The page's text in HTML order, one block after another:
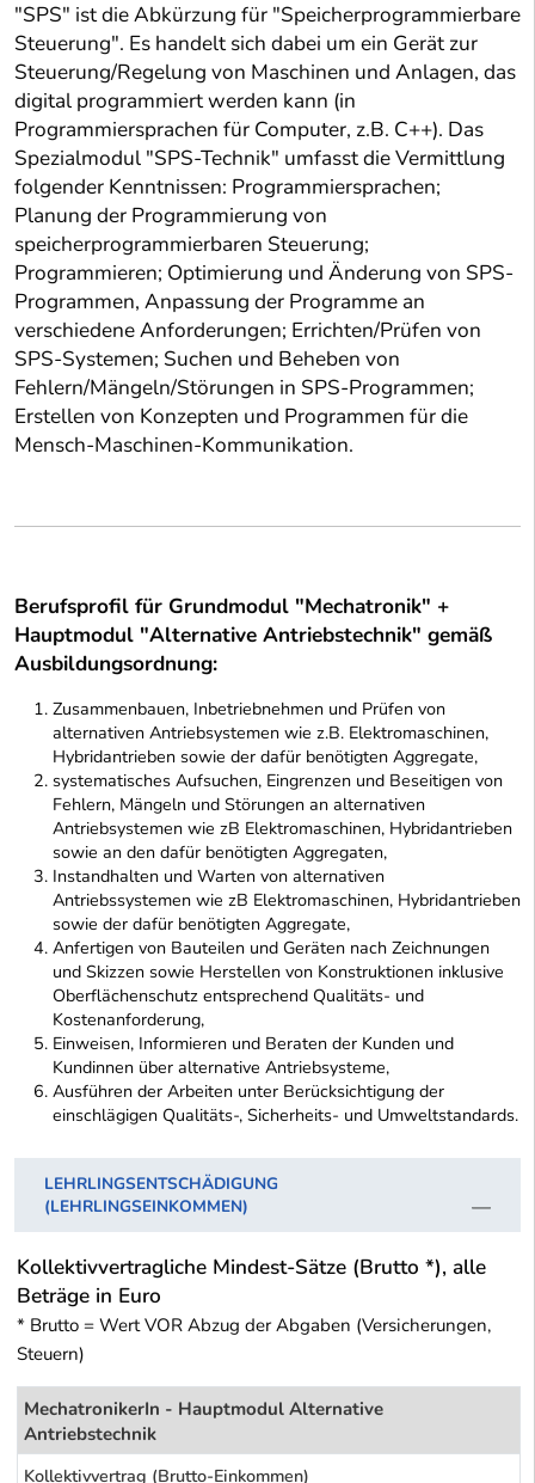
"SPS" ist die Abkürzung für "Speicherprogrammierbare
Steuerung". Es handelt sich dabei um ein Gerät zur
Steuerung/Regelung von Maschinen und Anlagen, das
digital programmiert werden kann (in
Programmiersprachen für Computer, z.B. C++). Das
Spezialmodul "SPS-Technik" umfasst die Vermittlung
folgender Kenntnissen: Programmiersprachen;
Planung der Programmierung von
speicherprogrammierbaren Steuerung;
Programmieren; Optimierung und Änderung von SPS-
Programmen, Anpassung der Programme an
verschiedene Anforderungen; Errichten/Prüfen von
SPS-Systemen; Suchen und Beheben von
Fehlern/Mängeln/Störungen in SPS-Programmen;
Erstellen von Konzepten und Programmen für die
Mensch-Maschinen-Kommunikation.
Berufsprofil für Grundmodul "Mechatronik" +
Hauptmodul "Alternative Antriebstechnik" gemäß
Ausbildungsordnung:
Zusammenbauen, Inbetriebnehmen und Prüfen von
alternativen Antriebsystemen wie z.B. Elektromaschinen,
Hybridantrieben sowie der dafür benötigten Aggregate,
systematisches Aufsuchen, Eingrenzen und Beseitigen von
Fehlern, Mängeln und Störungen an alternativen
Antriebsystemen wie zB Elektromaschinen, Hybridantrieben
sowie an den dafür benötigten Aggregaten,
Instandhalten und Warten von alternativen
Antriebssystemen wie zB Elektromaschinen, Hybridantrieben
sowie der dafür benötigten Aggregate,
Anfertigen von Bauteilen und Geräten nach Zeichnungen
und Skizzen sowie Herstellen von Konstruktionen inklusive
Oberflächenschutz entsprechend Qualitäts- und
Kostenanforderung,
Einweisen, Informieren und Beraten der Kunden und
Kundinnen über alternative Antriebsysteme,
Ausführen der Arbeiten unter Berücksichtigung der
einschlägigen Qualitäts-, Sicherheits- und Umweltstandards.
LEHRLINGSENTSCHÄDIGUNG
(LEHRLINGSEINKOMMEN)
Kollektivvertragliche Mindest-Sätze (Brutto *), alle
Beträge in Euro
* Brutto = Wert VOR Abzug der Abgaben (Versicherungen,
Steuern)
MechatronikerIn - Hauptmodul Alternative
Antriebstechnik
Kollektivvertrag (Brutto-Einkommen)